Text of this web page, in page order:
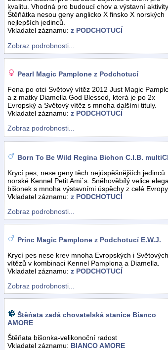
kvalitu. Vhodná pro budoucí chov a výstavní
Štěňátka nesou geny anglicko X finsko X norských
nejlepších jedinců.
Vkladatel záznamu: z PODCHOTUCÍ
Zobraz podrobnosti...
Pearl Magic Pamplone z Podchotucí
Fena po otci Světový vítěz 2012 Just Magic
a z matky Diamella God Blessed, která je po 2x
Evropský a Světový vítěz s mnoha dalšími tituly.
Vkladatel záznamu: z PODCHOTUCÍ
Zobraz podrobnosti...
Born To Be Wild Regina Bichon C.I.B.
Krycí pes, nese geny těch nejúspěšnějších jedinců
norské Kennel Petit Ami´s. Sněhověbílý velice
bišonek s mnoha výstavními úspěchy z celé Evropy.
Vkladatel záznamu: z PODCHOTUCÍ
Zobraz podrobnosti...
Princ Magic Pamplone z Podchotucí E.W.J.
Krycí pes nese krev mnoha Evropských i Světových
vítězů v kombinaci Kennel Pamplona a Diamella.
Vkladatel záznamu: z PODCHOTUCÍ
Zobraz podrobnosti...
Štěńata zadá chovatelská stanice Bianco
AMORE
Štěňata bišonka-velikonoční radost
Vkladatel záznamu: BIANCO AMORE